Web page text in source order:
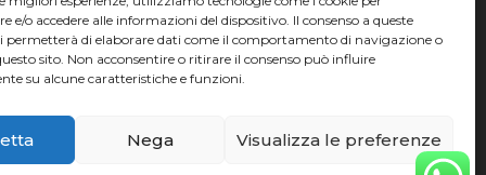
e/o accedere alle informazioni del dispositivo. Il consenso a queste
permetterà di elaborare dati come il comportamento di navigazione o
sito. Non acconsentire o ritirare il consenso può influire
su alcune caratteristiche e funzioni.
Nega Visualizza le preferenze
di Fine